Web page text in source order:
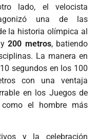
lado, el velocista
una de las
la historia olímpica al
y 200 metros, batiendo
La manera en
segundos en los 100
con una ventaja
en los Juegos de
el hombre más
y la celebración